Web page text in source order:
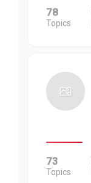
78
Topics
73
Topics